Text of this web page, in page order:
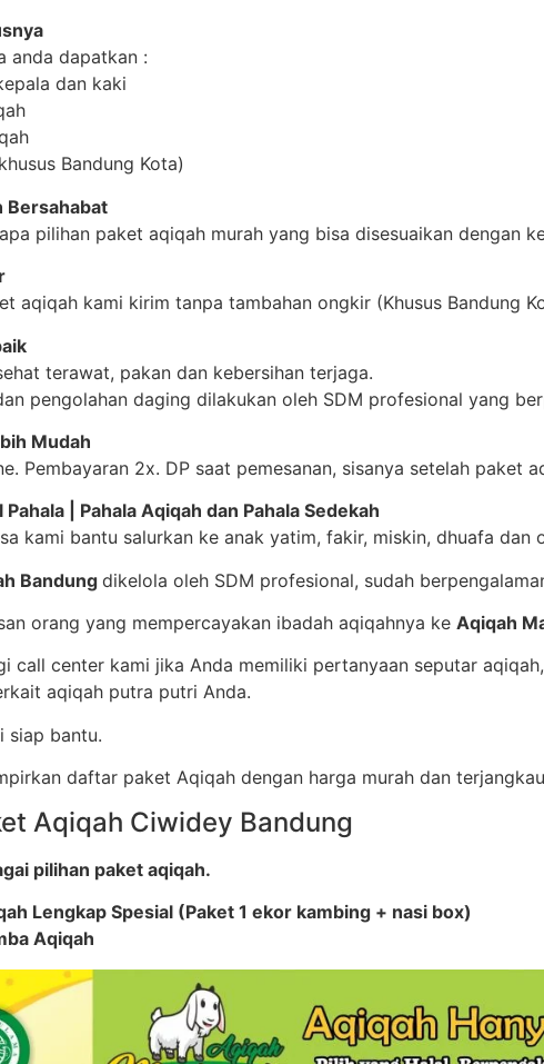
anda dapatkan :
dan kaki
Bandung Kota)
Bersahabat
pilihan paket aqiqah murah yang bisa disesuaikan dengan
aqiqah kami kirim tanpa tambahan ongkir (Khusus Bandung
terawat, pakan dan kebersihan terjaga.
pengolahan daging dilakukan oleh SDM profesional yang
Mudah
Pembayaran 2x. DP saat pemesanan, sisanya setelah paket
| Pahala Aqiqah dan Pahala Sedekah
kami bantu salurkan ke anak yatim, fakir, miskin, dhuafa dan
Bandung dikelola oleh SDM profesional, sudah
orang yang mempercayakan ibadah aqiqahnya ke Aqiqah
call center kami jika Anda memiliki pertanyaan seputar
aqiqah putra putri Anda.
siap bantu.
daftar paket Aqiqah dengan harga murah dan
Aqiqah Ciwidey Bandung
pilihan paket aqiqah.
Lengkap Spesial (Paket 1 ekor kambing + nasi box)
Aqiqah